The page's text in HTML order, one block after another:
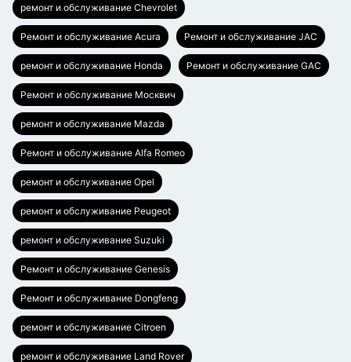
ремонт и обслуживание Chevrolet
Ремонт и обслуживание Acura Ремонт и обслуживание JAC
ремонт и обслуживание Honda Ремонт и обслуживание GAC
Ремонт и обслуживание Москвич
ремонт и обслуживание Mazda
Ремонт и обслуживание Alfa Romeo
ремонт и обслуживание Opel
ремонт и обслуживание Peugeot
ремонт и обслуживание Suzuki
Ремонт и обслуживание Genesis
Ремонт и обслуживание Dongfeng
ремонт и обслуживание Citroen
ремонт и обслуживание Land Rover